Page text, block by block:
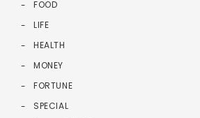
FOOD
LIFE
HEALTH
MONEY
FORTUNE
SPECIAL